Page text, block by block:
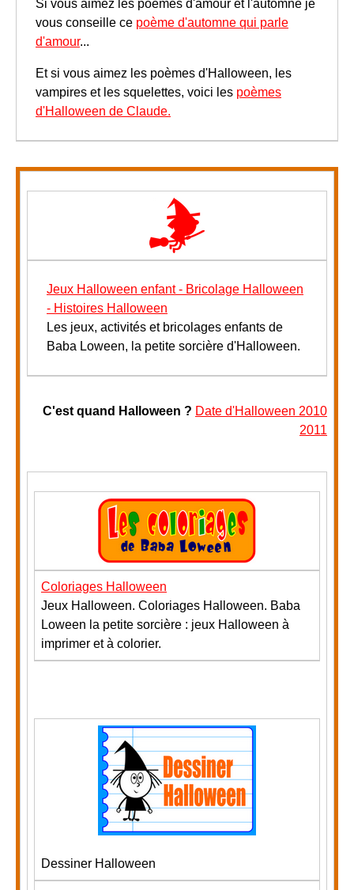
Si vous aimez les poèmes d'amour et l'automne je
vous conseille ce poème d'automne qui parle
d'amour...
Et si vous aimez les poèmes d'Halloween, les
vampires et les squelettes, voici les poèmes
d'Halloween de Claude.
Jeux Halloween enfant - Bricolage Halloween
- Histoires Halloween
Les jeux, activités et bricolages enfants de
Baba Loween, la petite sorcière d'Halloween.
C'est quand Halloween ? Date d'Halloween 2010
2011
Coloriages Halloween
Jeux Halloween. Coloriages Halloween. Baba
Loween la petite sorcière : jeux Halloween à
imprimer et à colorier.
Dessiner Halloween